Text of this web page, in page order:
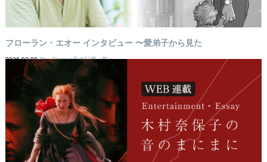
フローラン・エオー インタビュー 〜愛弟子から見た
2026-02-09The Clarinet号の記事一覧へ